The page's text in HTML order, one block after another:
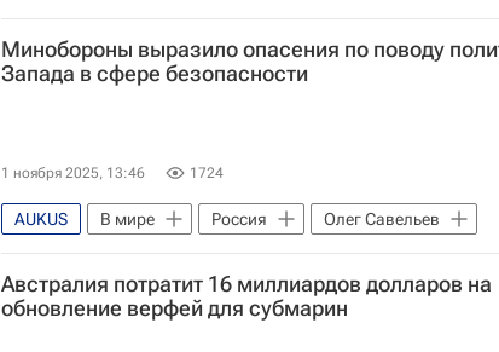
Минобороны выразило опасения по поводу
Запада в сфере безопасности
1 ноября 2025, 13:46 1724
AUKUS В мире Россия Олег Савельев
Австралия потратит 16 миллиардов долларов на
обновление верфей для субмарин